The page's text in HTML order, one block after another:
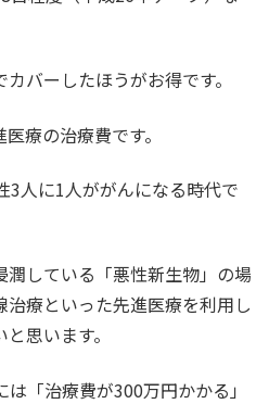
バーしたほうがお得です。
療の治療費です。
3人に1人ががんになる時代で
潤している「悪性新生物」の場
療といった先進医療を利用し
思います。
「治療費が300万円かかる」